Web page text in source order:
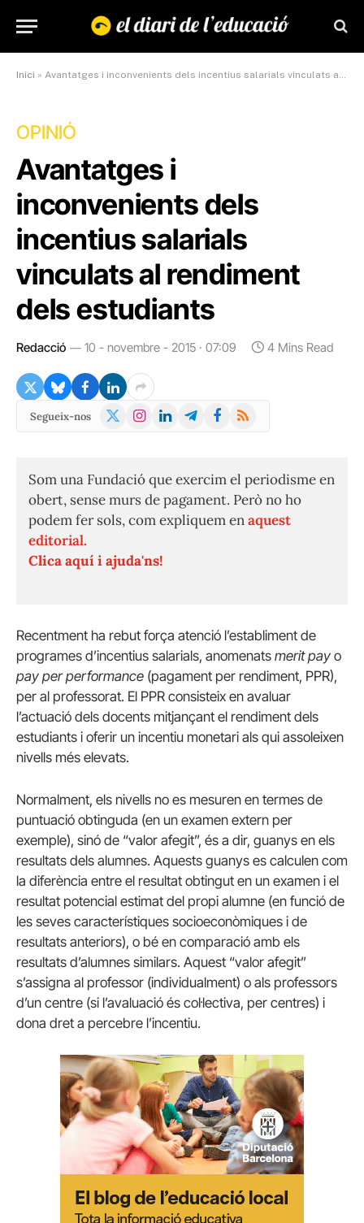
Inici » Avantatges i inconvenients dels incentius salarials vinculats al rendiment dels estudiants
OPINIÓ
Avantatges i
inconvenients dels
incentius salarials
vinculats al rendiment
dels estudiants
Redacció 10 - novembre - 2015 · 07:09 4 Mins Read
Segueix-nos
X
Instagram
LinkedInTelegramFacebook
RSS
Som una Fundació que exercim el periodisme en
obert, sense murs de pagament. Però no ho
podem fer sols, com expliquem enaquest
editorial.
Clica aquí i ajuda'ns!
Recentment ha rebut força atenció l’establiment de
programes d’incentius salarials, anomenats merit pay o
pay per performance (pagament per rendiment, PPR),
per al professorat. El PPR consisteix en avaluar
l’actuació dels docents mitjançant el rendiment dels
estudiants i oferir un incentiu monetari als qui assoleixen
nivells més elevats.
Normalment, els nivells no es mesuren en termes de
puntuació obtinguda (en un examen extern per
exemple), sinó de “valor afegit”, és a dir, guanys en els
resultats dels alumnes. Aquests guanys es calculen com
la diferència entre el resultat obtingut en un examen i el
resultat potencial estimat del propi alumne (en funció de
les seves característiques socioeconòmiques i de
resultats anteriors), o bé en comparació amb els
resultats d’alumnes similars. Aquest “valor afegit”
s’assigna al professor (individualment) o als professors
d’un centre (si l’avaluació és col·lectiva, per centres) i
dona dret a percebre l’incentiu.